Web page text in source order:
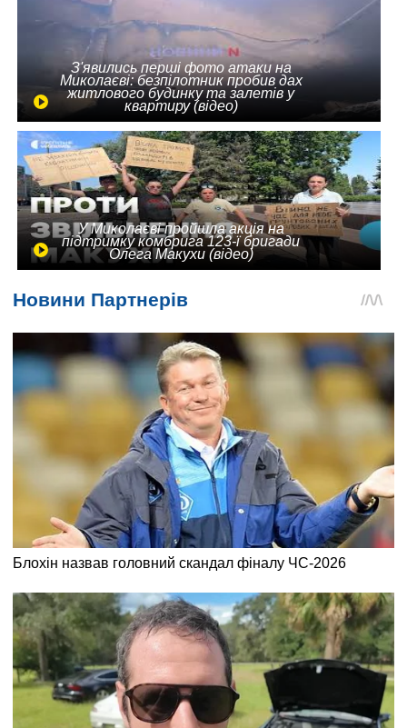
З'явились перші фото атаки на
Миколаєві: безпілотник пробив дах
житлового будинку та залетів у
квартиру (відео)
У Миколаєві пройшла акція на
підтримку комбрига 123-ї бригади
Олега Макухи (відео)